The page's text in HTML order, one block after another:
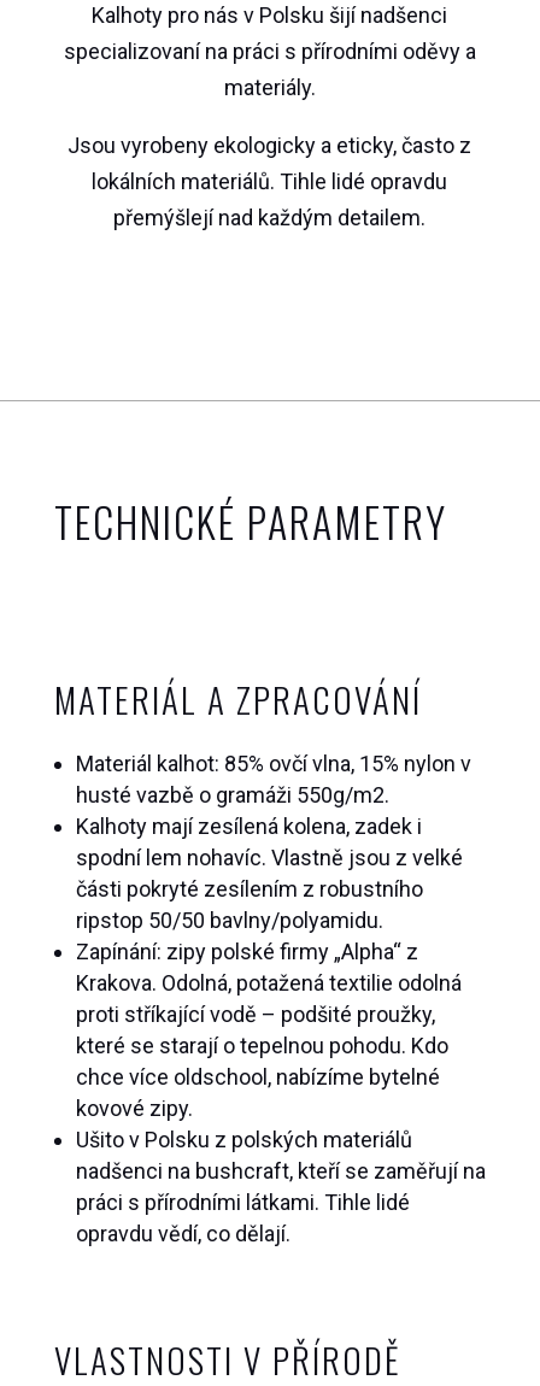
Kalhoty pro nás v Polsku šijí nadšenci
specializovaní na práci s přírodními oděvy a
materiály.
Jsou vyrobeny ekologicky a eticky, často z
lokálních materiálů. Tihle lidé opravdu
přemýšlejí nad každým detailem.
TECHNICKÉ PARAMETRY
MATERIÁL A ZPRACOVÁNÍ
Materiál kalhot: 85% ovčí vlna, 15% nylon v
husté vazbě o gramáži 550g/m2.
Kalhoty mají zesílená kolena, zadek i
spodní lem nohavíc. Vlastně jsou z velké
části pokryté zesílením z robustního
ripstop 50/50 bavlny/polyamidu.
Zapínání: zipy polské firmy „Alpha“ z
Krakova. Odolná, potažená textilie odolná
proti stříkající vodě – podšité proužky,
které se starají o tepelnou pohodu. Kdo
chce více oldschool, nabízíme bytelné
kovové zipy.
Ušito v Polsku z polských materiálů
nadšenci na bushcraft, kteří se zaměřují na
práci s přírodními látkami. Tihle lidé
opravdu vědí, co dělají.
VLASTNOSTI V PŘÍRODĚ